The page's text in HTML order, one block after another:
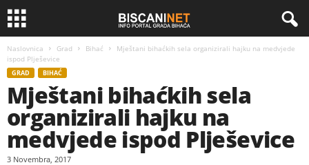
Naslovnica Grad Bihać
Mještani bihaćkih sela organizirali hajku na medvjede
ispod Plješevice
GRAD BIHAĆ
Mještani bihaćkih sela
organizirali hajku na
medvjede ispod Plješevice
3 Novembra, 2017